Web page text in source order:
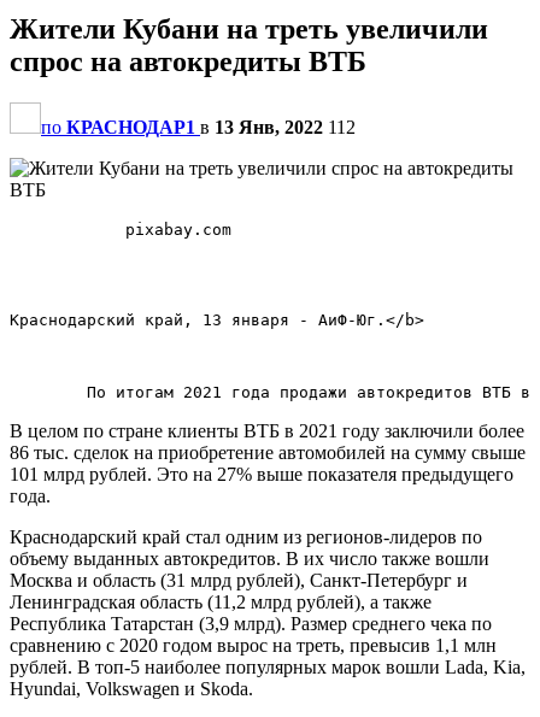
Жители Кубани на треть увеличили
спрос на автокредиты ВТБ
по КРАСНОДАР1 в 13 Янв, 2022 112
            pixabay.com
Краснодарский край, 13 января - АиФ-Юг.</b>
В целом по стране клиенты ВТБ в 2021 году заключили более
86 тыс. сделок на приобретение автомобилей на сумму свыше
101 млрд рублей. Это на 27% выше показателя предыдущего
года.
Краснодарский край стал одним из регионов-лидеров по
объему выданных автокредитов. В их число также вошли
Москва и область (31 млрд рублей), Санкт-Петербург и
Ленинградская область (11,2 млрд рублей), а также
Республика Татарстан (3,9 млрд). Размер среднего чека по
сравнению с 2020 годом вырос на треть, превысив 1,1 млн
рублей. В топ-5 наиболее популярных марок вошли Lada, Kia,
Hyundai, Volkswagen и Skoda.